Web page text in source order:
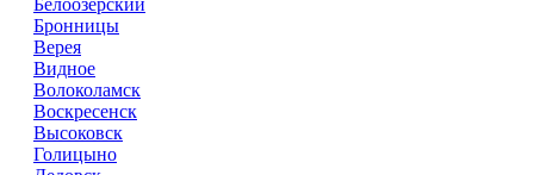
Белоозёрский
Бронницы
Верея
Видное
Волоколамск
Воскресенск
Высоковск
Голицыно